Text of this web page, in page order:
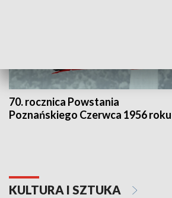
70. rocznica Powstania
Poznańskiego Czerwca 1956 roku
KULTURA I SZTUKA